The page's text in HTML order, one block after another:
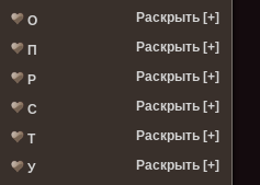
О Раскрыть [+]
П Раскрыть [+]
Р Раскрыть [+]
С Раскрыть [+]
Т Раскрыть [+]
У Раскрыть [+]